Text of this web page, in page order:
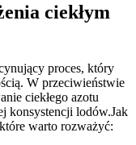
ciekłym
proces, który
W przeciwieństwie
ciekłego azotu
konsystencji lodów.Jak
⁢warto rozważyć: